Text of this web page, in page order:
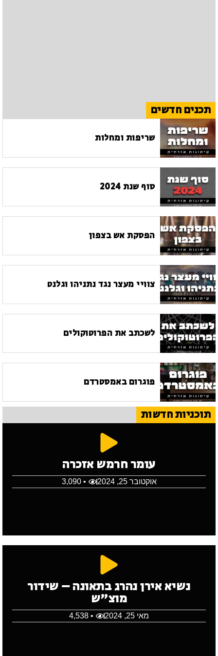
תכנים חדשים
שריפות ומחלות
סוף שנת 2024
הפסקת אש בצפון
צוויי מעצר נגד נתניהו וגלנט
לשכתב את הפרוטוקולים
פוגרום באמסטרדם
תוכניות חדשות
עומר חרמש אזכרה
אוקטובר 25, 2024 • 3,090
נשיא אירן נהרג בתאונה – שידור
מוצ"ש
מאי 25, 2024 • 4,538